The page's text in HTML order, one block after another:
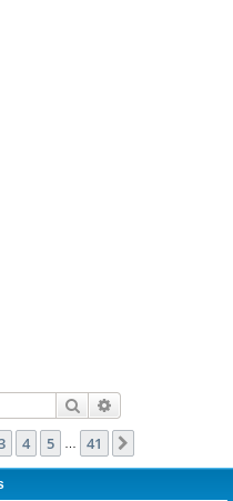
Rechercher
41 4 5 41